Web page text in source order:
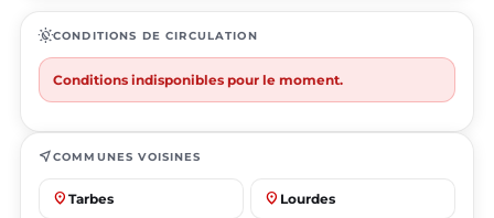
routineCONDITIONS DE CIRCULATION
Conditions indisponibles pour le moment.
near_meCOMMUNES VOISINES
place Tarbes place Lourdes